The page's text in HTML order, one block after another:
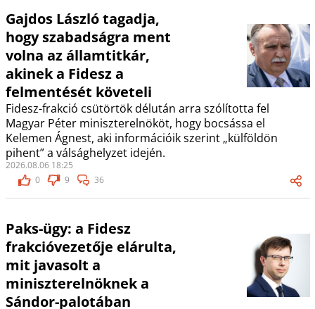
Gajdos László tagadja,
hogy szabadságra ment
volna az államtitkár,
akinek a Fidesz a
felmentését követeli
Fidesz-frakció csütörtök délután arra szólította fel
Magyar Péter miniszterelnököt, hogy bocsássa el
Kelemen Ágnest, aki információik szerint „külföldön
pihent” a válsághelyzet idején.
2026.08.06 18:25
0
9 36
Paks-ügy: a Fidesz
frakcióvezetője elárulta,
mit javasolt a
miniszterelnöknek a
Sándor-palotában